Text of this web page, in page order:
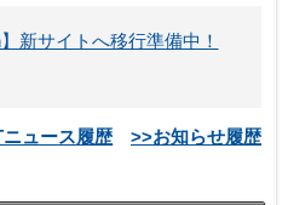
新サイトへ移行準備中！
ュース履歴 >>お知らせ履歴